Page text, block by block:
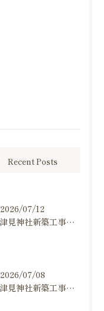
Recent Posts
2026/07/12
綿津見神社新築工事の建て方状況のお知らせ
2026/07/08
綿津見神社新築工事の建て方状況のお知らせ